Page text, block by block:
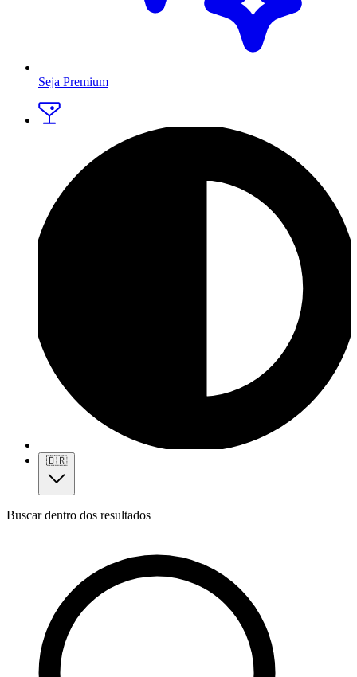
Seja Premium
🇧🇷
Buscar dentro dos resultados